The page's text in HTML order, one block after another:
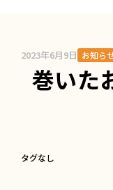
2023年6月9日 お知ら
巻いた
タグなし